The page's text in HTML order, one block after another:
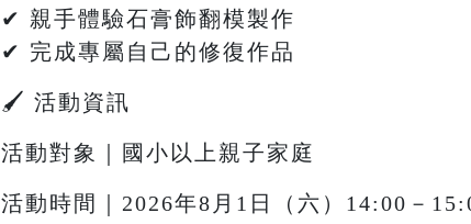
✔ 親手體驗石膏飾翻模製作
✔ 完成專屬自己的修復作品
🖌 活動資訊
活動對象｜國小以上親子家庭
活動時間｜2026年8月1日（六）14:00－